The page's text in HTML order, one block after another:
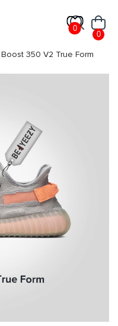
0
0
350 V2 True Form